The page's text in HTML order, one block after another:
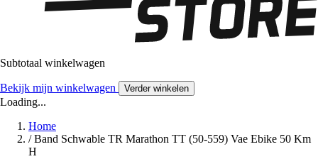
Subtotaal winkelwagen
Bekijk mijn winkelwagen Verder winkelen
Loading...
Home
/ Band Schwable TR Marathon TT (50-559) Vae Ebike 50 Km
H